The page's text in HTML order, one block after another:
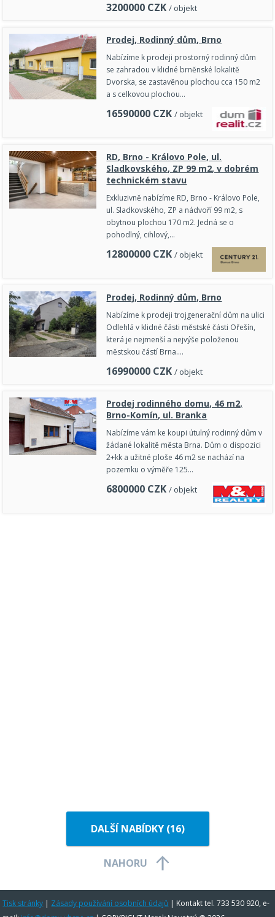
3200000 CZK / objekt
Prodej, Rodinný dům, Brno
Nabízíme k prodeji prostorný rodinný dům
se zahradou v klidné brněnské lokalitě
Dvorska, se zastavěnou plochou cca 150 m2
a s celkovou plochou…
16590000 CZK / objekt
RD, Brno - Královo Pole, ul.
Sladkovského, ZP 99 m2, v dobrém
technickém stavu
Exkluzivně nabízíme RD, Brno - Královo Pole,
ul. Sladkovského, ZP a nádvoří 99 m2, s
obytnou plochou 170 m2. Jedná se o
pohodlný, cihlový,…
12800000 CZK / objekt
Prodej, Rodinný dům, Brno
Nabízíme k prodeji trojgenerační dům na ulici
Odlehlá v klidné části městské části Ořešín,
která je nejmenší a nejvýše položenou
městskou částí Brna.…
16990000 CZK / objekt
Prodej rodinného domu, 46 m2,
Brno-Komín, ul. Branka
Nabízíme vám ke koupi útulný rodinný dům v
žádané lokalitě města Brna. Dům o dispozici
2+kk a užitné ploše 46 m2 se nachází na
pozemku o výměře 125…
6800000 CZK / objekt
DALŠÍ NABÍDKY (16)
NAHORU
Tisk stránky | Zásady používání osobních údajů | Kontakt tel. 733 530 920, e-